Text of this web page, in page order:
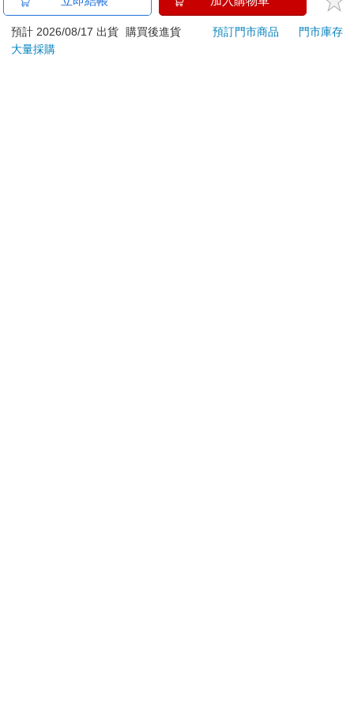
ATM提款機，請不要聽從指示，以免受騙上當！
退換貨須知：
預計 2026/08/17 出貨 購買後進貨 預訂門市商品
門市庫存
大量採購